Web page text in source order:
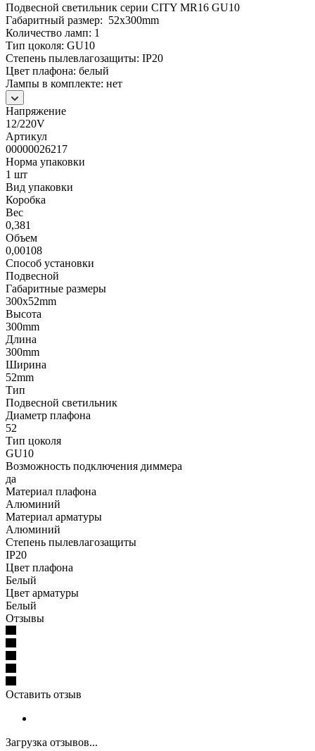
Подвесной светильник серии CITY MR16 GU10
Габаритный размер: 52x300mm
Количество ламп: 1
Тип цоколя: GU10
Степень пылевлагозащиты: IP20
Цвет плафона: белый
Лампы в комплекте: нет
Напряжение
12/220V
Артикул
00000026217
Норма упаковки
1 шт
Вид упаковки
Коробка
Вес
0,381
Объем
0,00108
Способ установки
Подвесной
Габаритные размеры
300х52mm
Высота
300mm
Длина
300mm
Ширина
52mm
Тип
Подвесной светильник
Диаметр плафона
52
Тип цоколя
GU10
Возможность подключения диммера
да
Материал плафона
Алюминий
Материал арматуры
Алюминий
Степень пылевлагозащиты
IP20
Цвет плафона
Белый
Цвет арматуры
Белый
Отзывы
Оставить отзыв
Загрузка отзывов...